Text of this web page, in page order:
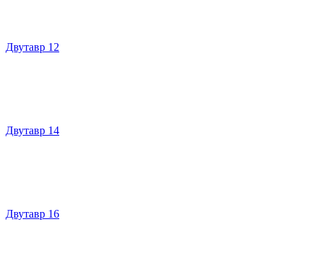
Двутавр 12
Двутавр 14
Двутавр 16